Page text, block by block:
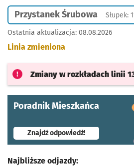
Przystanek Śrubowa Słupek:
Ostatnia aktualizacja: 08.08.2026
Linia zmieniona
Zmiany w rozkładach linii
Poradnik Mieszkańca
Znajdź odpowiedź!- otworzy się
Najbliższe odjazdy: